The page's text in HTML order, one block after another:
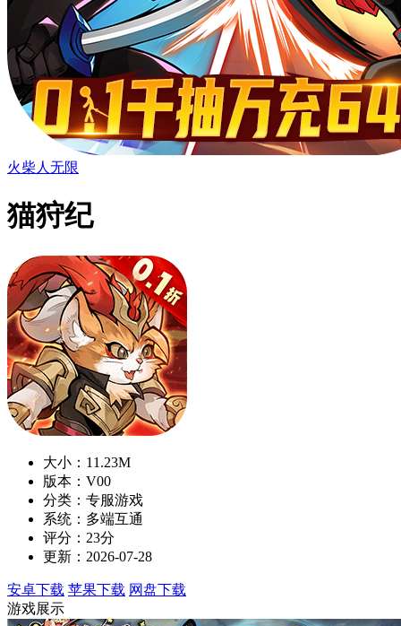
火柴人无限
猫狩纪
大小：11.23M
版本：V00
分类：专服游戏
系统：多端互通
评分：23分
更新：2026-07-28
安卓下载 苹果下载 网盘下载
游戏展示